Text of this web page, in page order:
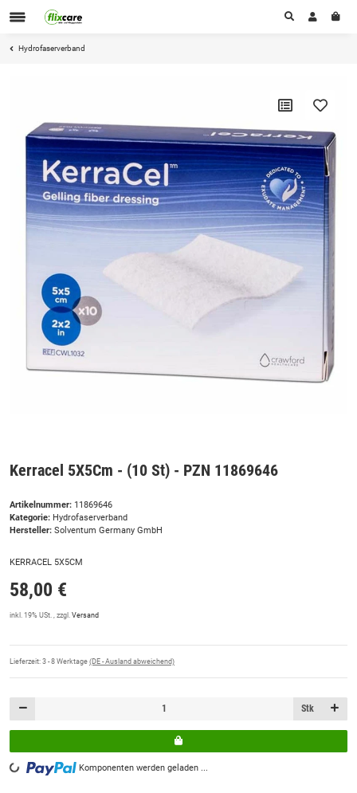
Hydrofaserverband
Kerracel 5X5Cm - (10 St) - PZN 11869646
Artikelnummer: 11869646
Kategorie: Hydrofaserverband
Hersteller: Solventum Germany GmbH
KERRACEL 5X5CM
58,00 €
inkl. 19% USt. , zzgl. Versand
Lieferzeit: 3 - 8 Werktage (DE - Ausland abweichend)
Stk
Loading... Komponenten werden geladen ...